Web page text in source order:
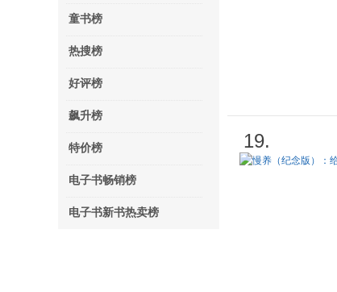
童书榜
热搜榜
好评榜
飙升榜
特价榜
电子书畅销榜
电子书新书热卖榜
19.